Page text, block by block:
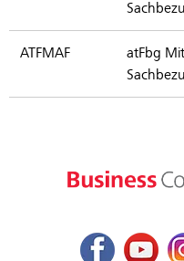
ATFMAF
atFbg
Facebook